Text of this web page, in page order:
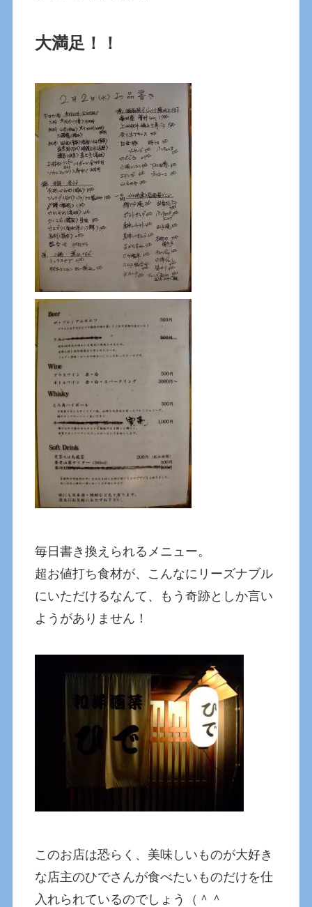
大満足！！
毎日書き換えられるメニュー。
超お値打ち食材が、こんなにリーズナブル
にいただけるなんて、もう奇跡としか言い
ようがありません！
このお店は恐らく、美味しいものが大好き
な店主のひでさんが食べたいものだけを仕
入れられているのでしょう（＾＾